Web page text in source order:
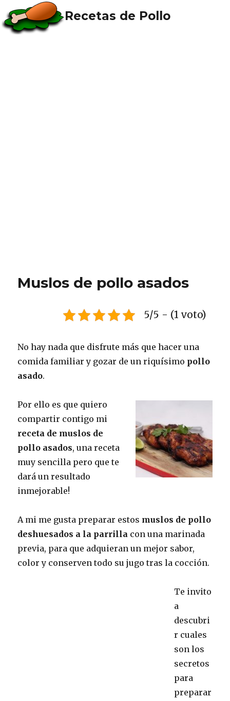
Recetas de Pollo
Muslos de pollo asados
5/5 - (1 voto)
No hay nada que disfrute más que hacer una
comida familiar y gozar de un riquísimo pollo
asado.
Por ello es que quiero
compartir contigo mi
receta de muslos de
pollo asados, una receta
muy sencilla pero que te
dará un resultado
inmejorable!
A mi me gusta preparar estos muslos de pollo
deshuesados a la parrilla con una marinada
previa, para que adquieran un mejor sabor,
color y conserven todo su jugo tras la cocción.
Te invito
a
descubri
r cuales
son los
secretos
para
preparar